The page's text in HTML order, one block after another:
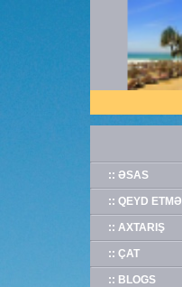
:: ƏSAS
:: QEYD ETMƏ
:: AXTARIŞ
:: ÇAT
:: BLOGS